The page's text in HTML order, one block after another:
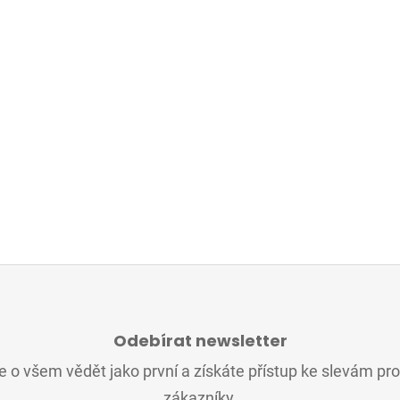
Odebírat newsletter
o všem vědět jako první a získáte přístup ke slevám